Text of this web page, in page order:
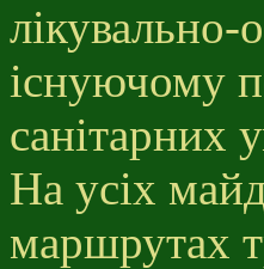
лікувально-
існуючому
санітарних
На усіх
маршрутах